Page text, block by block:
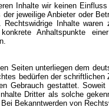
Inhalte wir keinen
jeweilige Anbieter oder
Inhalte
Anhaltspunkte
Seiten unterliegen dem
bedürfen der
Gebrauch gestattet.
Dritter als solche
Bekanntwerden von